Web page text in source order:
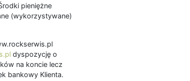
pieniężne
(wykorzystywane)
dyspozycję o
na koncie lecz
bankowy Klienta.